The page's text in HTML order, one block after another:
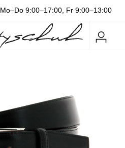
Mo–Do 9:00–17:00, Fr 9:00–13:00